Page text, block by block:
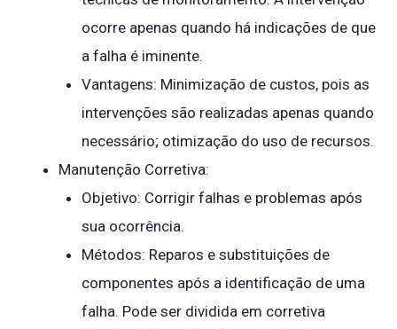
ocorre apenas quando há indicações de que
a falha é iminente.
Vantagens: Minimização de custos, pois as
intervenções são realizadas apenas quando
necessário; otimização do uso de recursos.
Manutenção Corretiva:
Objetivo: Corrigir falhas e problemas após
sua ocorrência.
Métodos: Reparos e substituições de
componentes após a identificação de uma
falha. Pode ser dividida em corretiva